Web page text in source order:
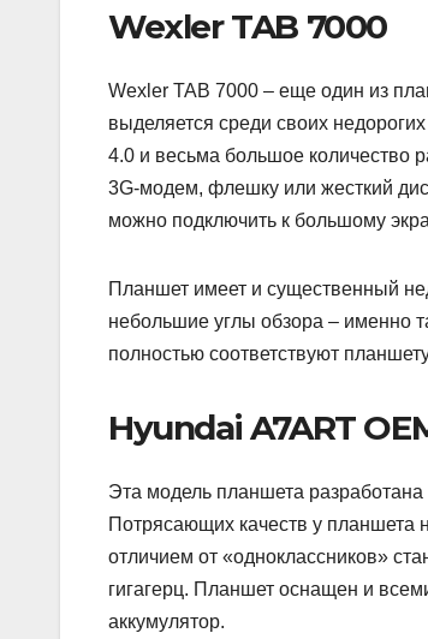
Wexler TAB 7000
Wexler TAB 7000 – еще один из
выделяется среди своих
4.0 и весьма большое количество
3G-модем, флешку или жесткий
можно подключить к большому
Планшет имеет и существенный
небольшие углы обзора – именно
полностью соответствуют
Hyundai A7ART
Эта модель планшета
Потрясающих качеств у планшета
отличием от «одноклассников»
гигагерц. Планшет оснащен и
аккумулятор.